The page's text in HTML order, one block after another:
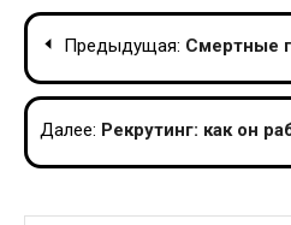
Навигация
по
записям
Предыдущая: Смертные
Далее: Рекрутинг: как он